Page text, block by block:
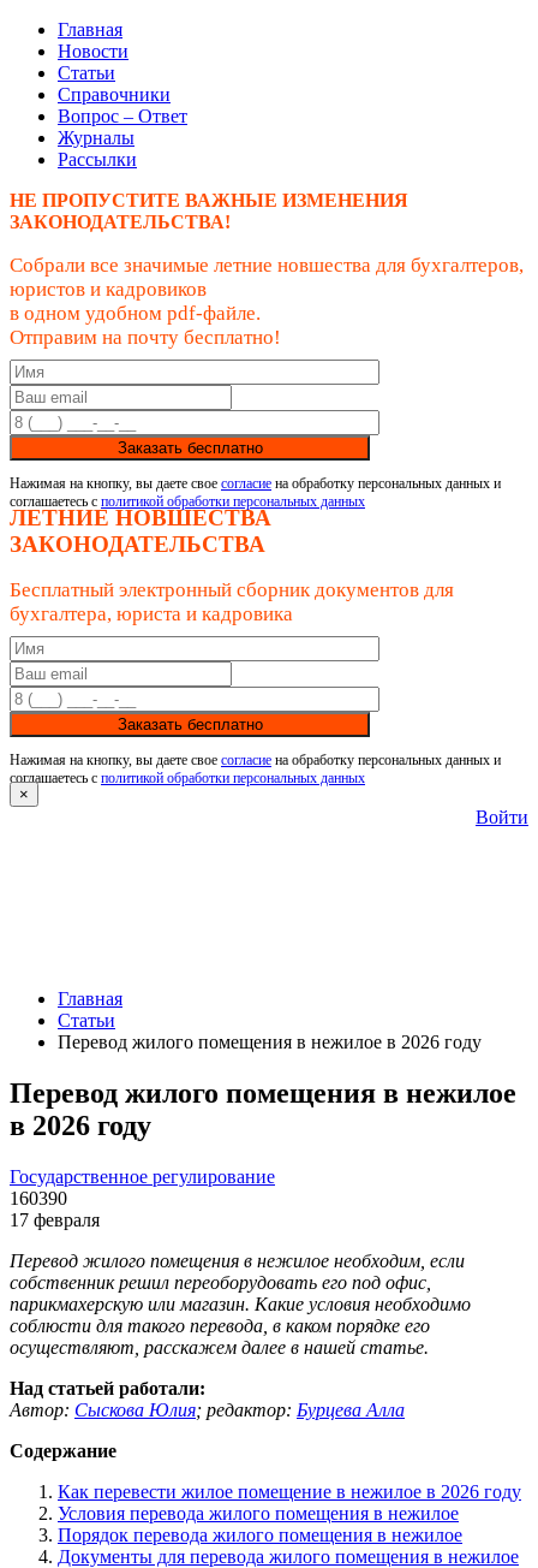
Главная
Новости
Статьи
Справочники
Вопрос – Ответ
Журналы
Рассылки
НЕ ПРОПУСТИТЕ ВАЖНЫЕ ИЗМЕНЕНИЯ
ЗАКОНОДАТЕЛЬСТВА!
Собрали все значимые летние новшества для бухгалтеров,
юристов и кадровиков
в одном удобном pdf-файле.
Отправим на почту бесплатно!
Заказать бесплатно
Нажимая на кнопку, вы даете свое согласие на обработку персональных данных и
соглашаетесь с политикой обработки персональных данных
ЛЕТНИЕ НОВШЕСТВА
ЗАКОНОДАТЕЛЬСТВА
Бесплатный электронный сборник документов для
бухгалтера, юриста и кадровика
Заказать бесплатно
Нажимая на кнопку, вы даете свое согласие на обработку персональных данных и
соглашаетесь с политикой обработки персональных данных
×
Войти
Главная
Статьи
Перевод жилого помещения в нежилое в 2026 году
Перевод жилого помещения в нежилое
в 2026 году
Государственное регулирование
160390
17 февраля
Перевод жилого помещения в нежилое необходим, если
собственник решил переоборудовать его под офис,
парикмахерскую или магазин. Какие условия необходимо
соблюсти для такого перевода, в каком порядке его
осуществляют, расскажем далее в нашей статье.
Над статьей работали:
Автор: Сыскова Юлия; редактор: Бурцева Алла
Содержание
Как перевести жилое помещение в нежилое в 2026 году
Условия перевода жилого помещения в нежилое
Порядок перевода жилого помещения в нежилое
Документы для перевода жилого помещения в нежилое